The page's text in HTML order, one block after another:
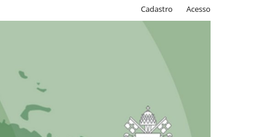
Cadastro Acesso